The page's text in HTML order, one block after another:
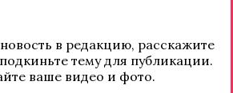
в редакцию, расскажите
тему для публикации.
ваше видео и фото.